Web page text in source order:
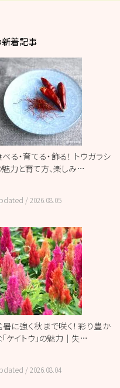
新着記事
る・育てる・飾る！ トウガラシ
魅力と育て方、楽しみ…
/2026.08.05
に強く秋まで咲く！彩り豊か
「ケイトウ」の魅力｜失…
/2026.08.04